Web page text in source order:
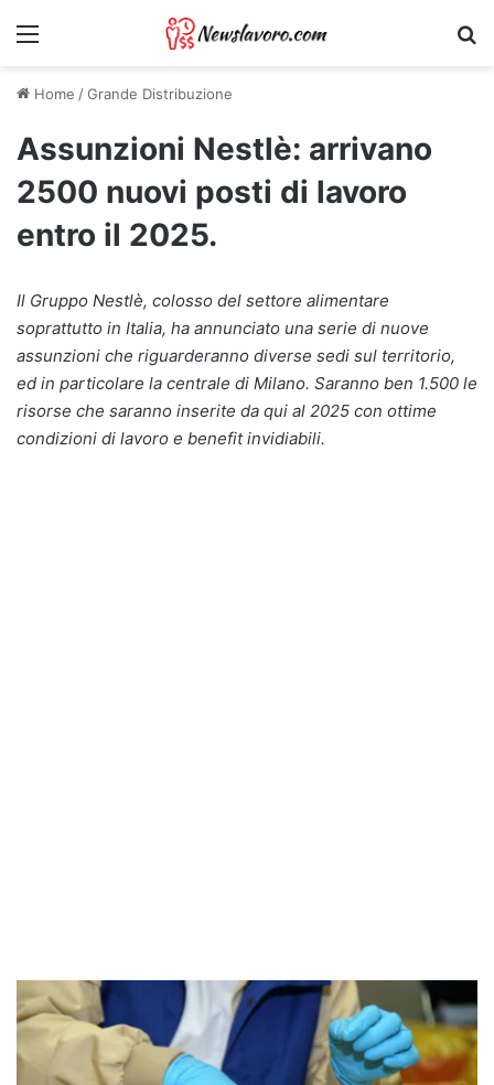
Menu
Home /Grande Distribuzione
Assunzioni Nestlè: arrivano
2500 nuovi posti di lavoro
entro il 2025.
Il Gruppo Nestlè, colosso del settore alimentare
soprattutto in Italia, ha annunciato una serie di nuove
assunzioni che riguarderanno diverse sedi sul territorio,
ed in particolare la centrale di Milano. Saranno ben 1.500 le
risorse che saranno inserite da qui al 2025 con ottime
condizioni di lavoro e benefit invidiabili.